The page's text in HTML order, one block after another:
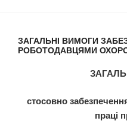
ЗАГАЛЬНІ ВИМОГИ
РОБОТОДАВЦЯМИ
стосовно
праці